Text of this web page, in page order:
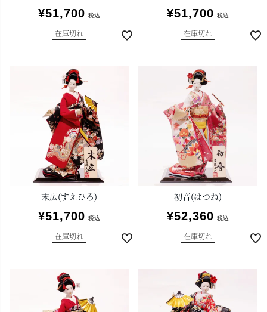
¥51,700 税込
在庫切れ
¥51,700 税込
在庫切れ
末広(すえひろ)
¥51,700 税込
在庫切れ
初音(はつね)
¥52,360 税込
在庫切れ